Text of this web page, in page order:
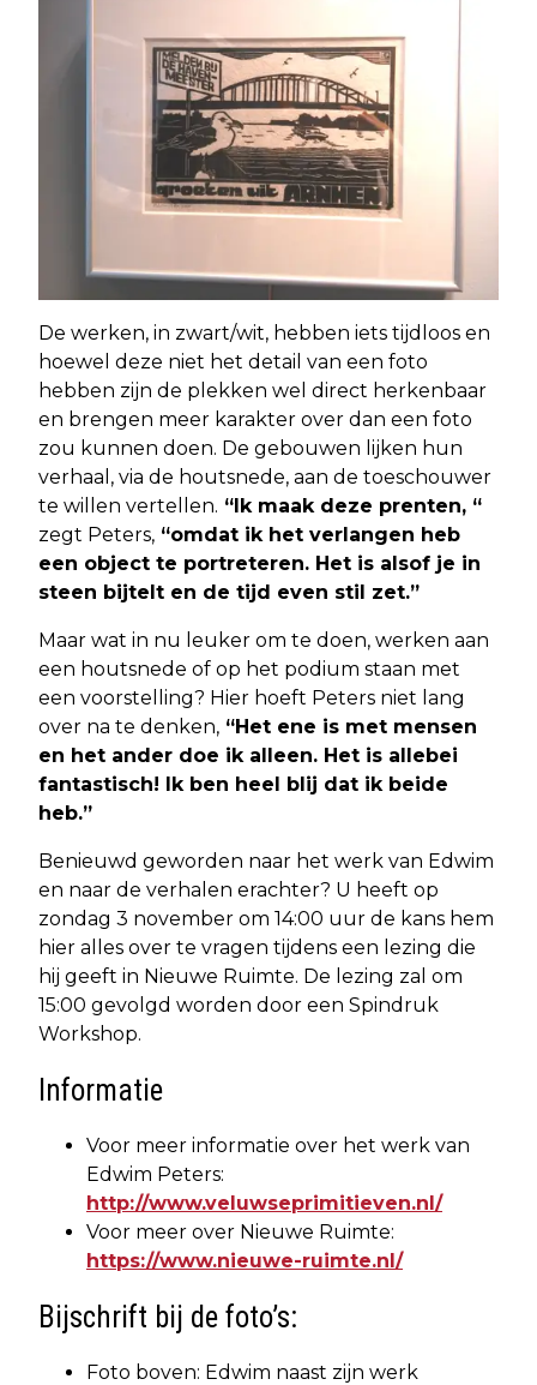
De werken, in zwart/wit, hebben iets tijdloos en
hoewel deze niet het detail van een foto
hebben zijn de plekken wel direct herkenbaar
en brengen meer karakter over dan een foto
zou kunnen doen. De gebouwen lijken hun
verhaal, via de houtsnede, aan de toeschouwer
te willen vertellen. “Ik maak deze prenten, “
zegt Peters, “omdat ik het verlangen heb
een object te portreteren. Het is alsof je in
steen bijtelt en de tijd even stil zet.”
Maar wat in nu leuker om te doen, werken aan
een houtsnede of op het podium staan met
een voorstelling? Hier hoeft Peters niet lang
over na te denken, “Het ene is met mensen
en het ander doe ik alleen. Het is allebei
fantastisch! Ik ben heel blij dat ik beide
heb.”
Benieuwd geworden naar het werk van Edwim
en naar de verhalen erachter? U heeft op
zondag 3 november om 14:00 uur de kans hem
hier alles over te vragen tijdens een lezing die
hij geeft in Nieuwe Ruimte. De lezing zal om
15:00 gevolgd worden door een Spindruk
Workshop.
Informatie
Voor meer informatie over het werk van
Edwim Peters:
http://www.veluwseprimitieven.nl/
Voor meer over Nieuwe Ruimte:
https://www.nieuwe-ruimte.nl/
Bijschrift bij de foto’s:
Foto boven: Edwim naast zijn werk